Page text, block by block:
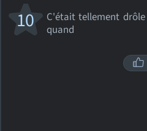
C'était tellement
quand
10